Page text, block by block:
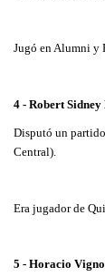
Jugó en Alumni y
4 - Robert
Disputó un
Central).
Era jugador de
5 - Horacio